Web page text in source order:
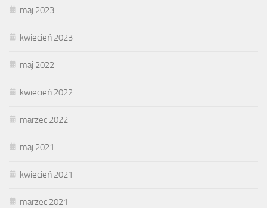
maj 2023
kwiecień 2023
maj 2022
kwiecień 2022
marzec 2022
maj 2021
kwiecień 2021
marzec 2021